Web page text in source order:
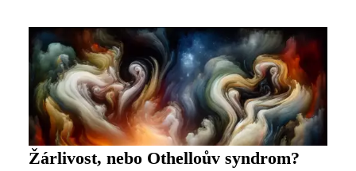
Žárlivost, nebo Othelloův syndrom?